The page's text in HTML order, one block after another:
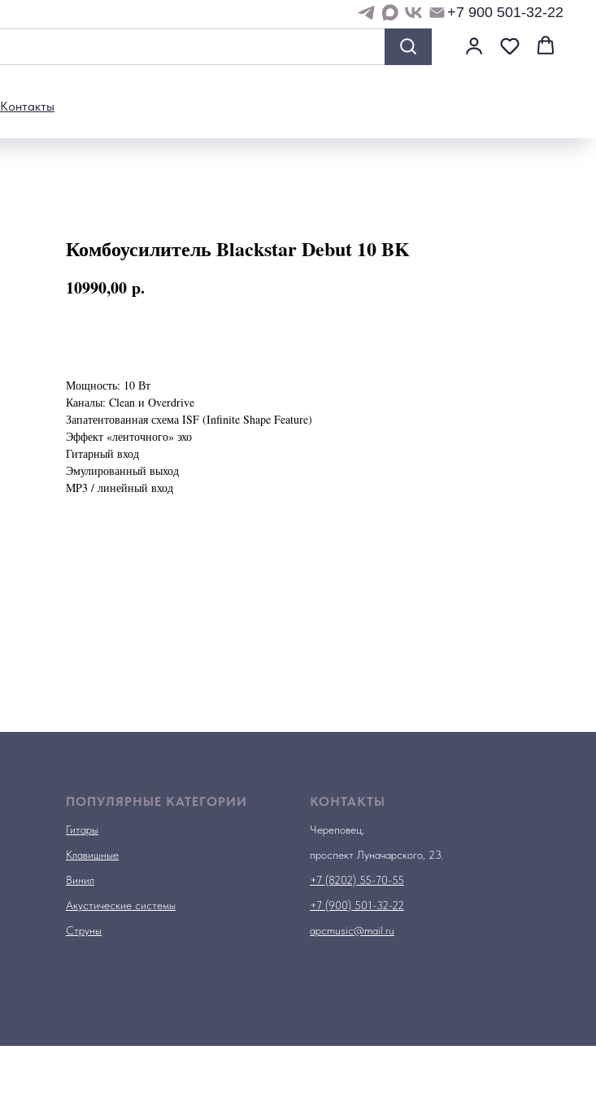
Контакты
+7 900 501-32-22
Комбоусилитель Blackstar Debut 10 BK
10990,00 р.
Мощность: 10 Вт
Каналы: Clean и Overdrive
Запатентованная схема ISF (Infinite Shape Feature)
Эффект «ленточного» эхо
Гитарный вход
Эмулированный выход
MP3 / линейный вход
ПОПУЛЯРНЫЕ КАТЕГОРИИ
Гитары
Клавишные
Винил
Акустические системы
Струны
КОНТАКТЫ
Череповец,
проспект Луначарского, 23.
+7 (8202) 55-70-55
+7 (900) 501-32-22
apcmusic@mail.ru